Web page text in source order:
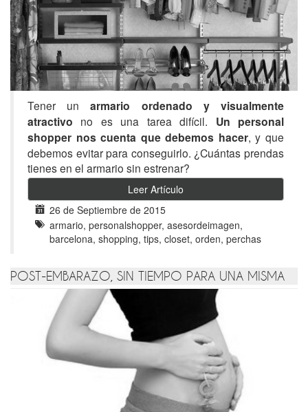
Tener unarmario ordenado y visualmente
atractivo no es una tarea difícil. Un personal
shopper nos cuenta que debemos hacer, y que
debemos evitar para conseguirlo. ¿Cuántas prendas
tienes en el armario sin estrenar?
Leer Artículo
26 de Septiembre de 2015
armario, personalshopper, asesordeimagen,
barcelona, shopping, tips, closet, orden, perchas
POST-EMBARAZO, SIN TIEMPO PARA UNA MISMA